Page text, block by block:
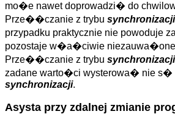
mo�e nawet doprowadzi� do
Prze��czanie z trybu synchronizacji
przypadku praktycznie nie
pozostaje w�a�ciwie niezauwa�one
Prze��czanie z trybu synchronizacji
zadane warto�ci wysterowa� nie
synchronizacji.
Asysta przy zdalnej zmianie